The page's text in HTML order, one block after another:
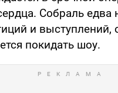
Собраль едва
и выступлений,
покидать шоу.